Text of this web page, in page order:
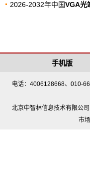
2026-2032年中国VGA光
手机版
电话：4006128668、010-
北京中智林信息技术有限公
市